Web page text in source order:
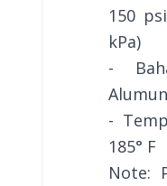
150
kPa)
-
-
185° F
Note: